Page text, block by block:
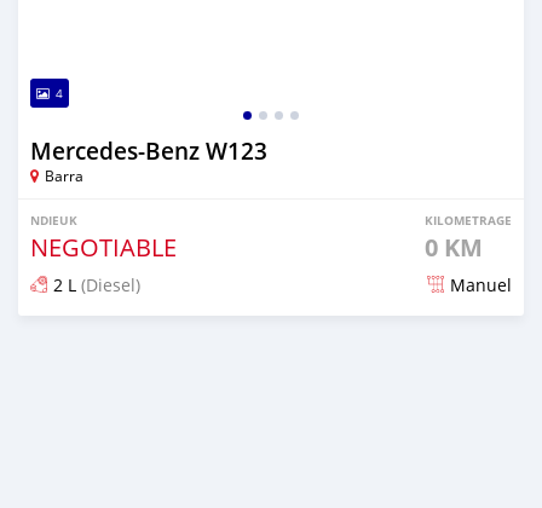
4
Mercedes-Benz W123
Barra
NDIEUK
NEGOTIABLE
KILOMETRAGE
0 KM
2 L (Diesel) Manuel